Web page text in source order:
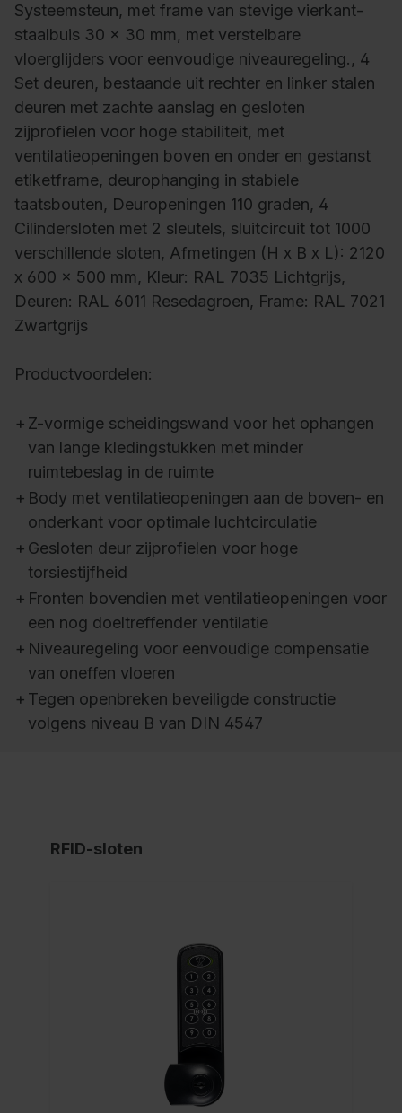
Systeemsteun, met frame van stevige vierkant-
staalbuis 30 x 30 mm, met verstelbare
vloerglijders voor eenvoudige niveauregeling., 4
Set deuren, bestaande uit rechter en linker stalen
deuren met zachte aanslag en gesloten
zijprofielen voor hoge stabiliteit, met
ventilatieopeningen boven en onder en gestanst
etiketframe, deurophanging in stabiele
taatsbouten, Deuropeningen 110 graden, 4
Cilindersloten met 2 sleutels, sluitcircuit tot 1000
verschillende sloten, Afmetingen (H x B x L): 2120
x 600 x 500 mm, Kleur: RAL 7035 Lichtgrijs,
Deuren: RAL 6011 Resedagroen, Frame: RAL 7021
Zwartgrijs
Productvoordelen:
+ Z-vormige scheidingswand voor het ophangen
van lange kledingstukken met minder
ruimtebeslag in de ruimte
+ Body met ventilatieopeningen aan de boven- en
onderkant voor optimale luchtcirculatie
+ Gesloten deur zijprofielen voor hoge
torsiestijfheid
+ Fronten bovendien met ventilatieopeningen voor
een nog doeltreffender ventilatie
+ Niveauregeling voor eenvoudige compensatie
van oneffen vloeren
+ Tegen openbreken beveiligde constructie
volgens niveau B van DIN 4547
RFID-sloten